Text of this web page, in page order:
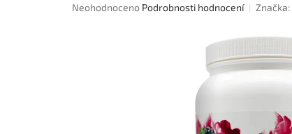
Průměrné
Neohodnoceno Podrobnosti hodnocení Značka: